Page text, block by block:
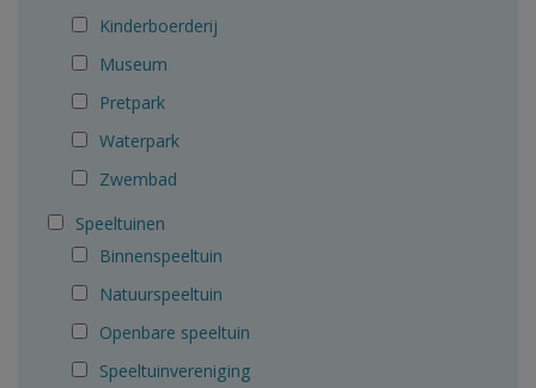
Kinderboerderij
Museum
Pretpark
Waterpark
Zwembad
Speeltuinen
Binnenspeeltuin
Natuurspeeltuin
Openbare speeltuin
Speeltuinvereniging